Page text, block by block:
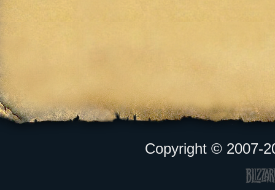
Copyright © 2007-